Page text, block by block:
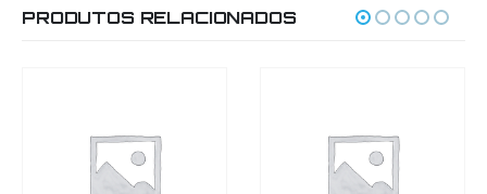
PRODUTOS RELACIONADOS